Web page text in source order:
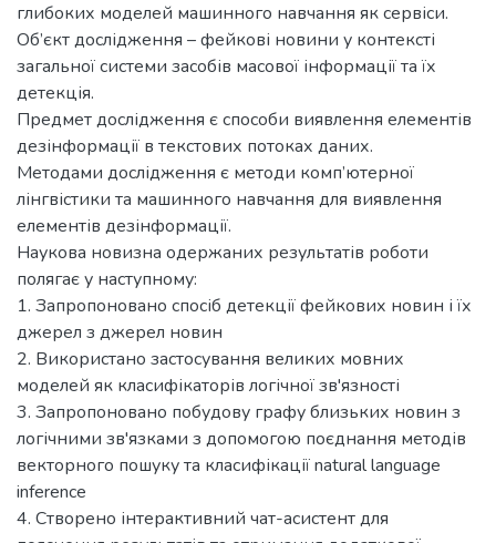
глибоких моделей машинного навчання як сервіси.
Об’єкт дослідження – фейкові новини у контексті
загальної системи засобів масової інформації та їх
детекція.
Предмет дослідження є способи виявлення елементів
дезінформації в текстових потоках даних.
Методами дослідження є методи комп’ютерної
лінгвістики та машинного навчання для виявлення
елементів дезінформації.
Наукова новизна одержаних результатів роботи
полягає у наступному:
1. Запропоновано спосіб детекції фейкових новин і їх
джерел з джерел новин
2. Використано застосування великих мовних
моделей як класифікаторів логічної зв'язності
3. Запропоновано побудову графу близьких новин з
логічними зв'язками з допомогою поєднання методів
векторного пошуку та класифікації natural language
inference
4. Створено інтерактивний чат-асистент для